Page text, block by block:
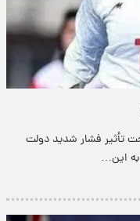
تأثیر فشار شدید دولت
به این…